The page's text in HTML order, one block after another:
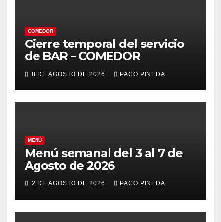
COMEDOR
Cierre temporal del servicio
de BAR – COMEDOR
8 DE AGOSTO DE 2026 PACO PINEDA
MENÚ
Menú semanal del 3 al 7 de
Agosto de 2026
2 DE AGOSTO DE 2026 PACO PINEDA